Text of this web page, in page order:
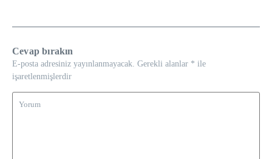
Cevap bırakın
E-posta adresiniz yayınlanmayacak. Gerekli alanlar * ile
işaretlenmişlerdir